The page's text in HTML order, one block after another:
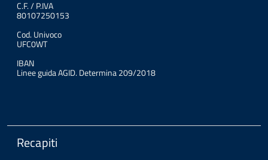
C.F. / P.IVA
80107250153
Cod. Univoco
UFC0WT
IBAN
Linee guida AGID. Determina 209/2018
Recapiti